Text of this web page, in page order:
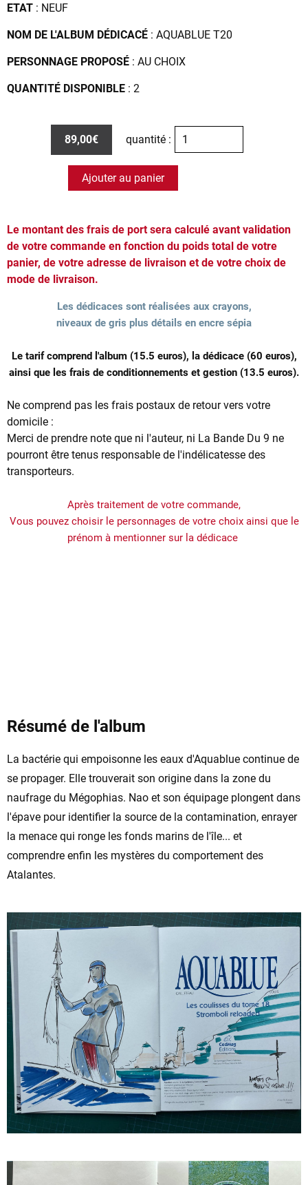
ETAT : NEUF
NOM DE L'ALBUM DÉDICACÉ : AQUABLUE T20
PERSONNAGE PROPOSÉ : AU CHOIX
QUANTITÉ DISPONIBLE : 2
89,00€ quantité :
Ajouter au panier
Le montant des frais de port sera calculé avant validation
de votre commande en fonction du poids total de votre
panier, de votre adresse de livraison et de votre choix de
mode de livraison.
Les dédicaces sont réalisées aux crayons,
niveaux de gris plus détails en encre sépia
Le tarif comprend l'album (15.5 euros), la dédicace (60 euros),
ainsi que les frais de conditionnements et gestion (13.5 euros).
Ne comprend pas les frais postaux de retour vers votre
domicile :
Merci de prendre note que ni l'auteur, ni La Bande Du 9 ne
pourront être tenus responsable de l'indélicatesse des
transporteurs.
Après traitement de votre commande,
Vous pouvez choisir le personnages de votre choix ainsi que le
prénom à mentionner sur la dédicace
Résumé de l'album
La bactérie qui empoisonne les eaux d'Aquablue continue de
se propager. Elle trouverait son origine dans la zone du
naufrage du Mégophias. Nao et son équipage plongent dans
l'épave pour identifier la source de la contamination, enrayer
la menace qui ronge les fonds marins de l'île... et
comprendre enfin les mystères du comportement des
Atalantes.